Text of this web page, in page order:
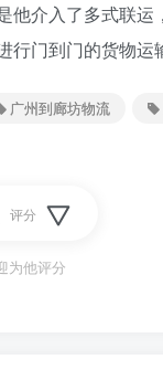
他介入了多式联
门到门的货物运
广州到廊坊物流
评分
为他评分